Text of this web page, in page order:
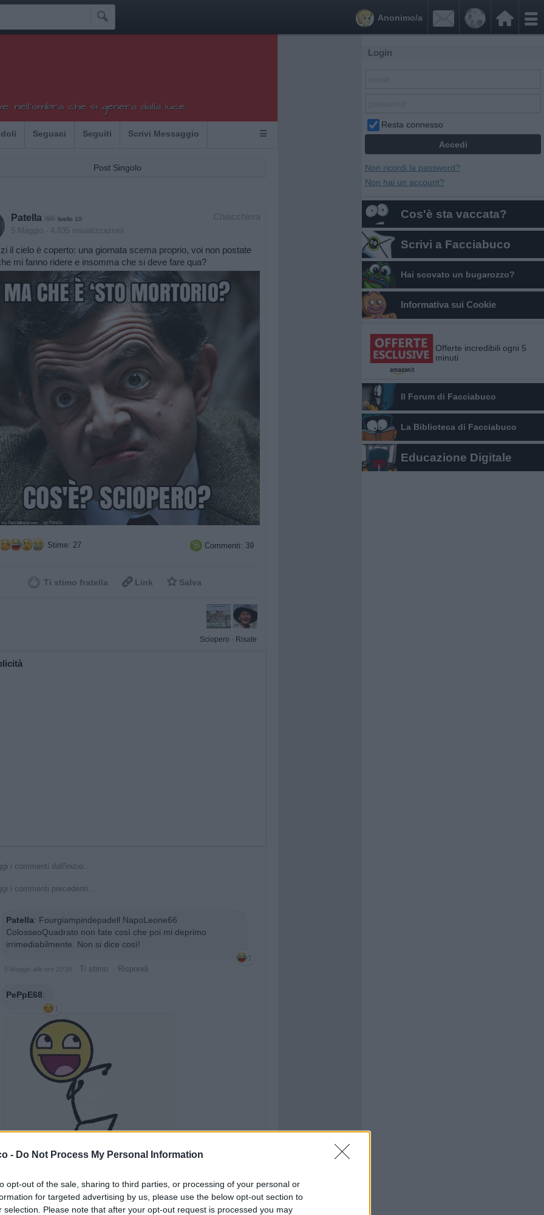
- Do Not Process My Personal Information
opt-out of the sale, sharing to third parties, or processing of your personal or
for targeted advertising by us, please use the below opt-out section to
selection. Please note that after your opt-out request is processed you may
 

Anonimo/a
nell'ombra che si genera dalla luce
Seguaci Seguiti Scrivi Messaggio ☰
Post Singolo
Chiacchiera
Patella livello 10
5 Maggio - 4.835 visualizzazioni
il cielo è coperto: una giornata scema proprio, voi non postate
mi fanno ridere e insomma che si deve fare qua?
Stime: 27  Commenti: 39
Ti stimo fratella  Link  Salva
Sciopero · Risate
i commenti dall'inizio...
i commenti precedenti...
Patella: Fourgiampindepadell NapoLeone66
ColosseoQuadrato non fate così che poi mi deprimo
irrimediabilmente. Non si dice così!
1
5 Maggio alle ore 20:39 Ti stimo Rispondi
PePpE68:
1
5 Maggio alle ore 20:42· Ti stimo·Rispondi
Login
Resta connesso
Non ricordi la password?
Non hai un account?
Cos'è sta vaccata?
Scrivi a Facciabuco
Hai scovato un bugarozzo?
Informativa sui Cookie
Offerte incredibili ogni 5
minuti
Il Forum di Facciabuco
La Biblioteca di Facciabuco
Educazione Digitale